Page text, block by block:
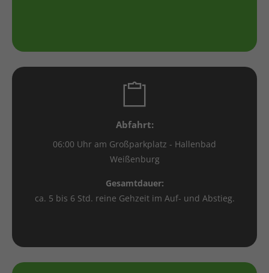
Abfahrt:
06:00 Uhr am Großparkplatz - Hallenbad
Weißenburg
Gesamtdauer:
ca. 5 bis 6 Std. reine Gehzeit im Auf- und Abstieg.